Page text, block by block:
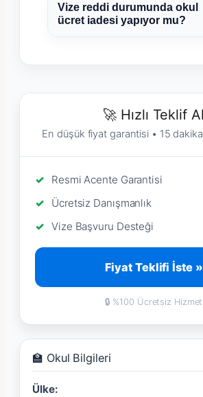
Vize reddi durumunda okul
ücret iadesi yapıyor mu?
🚀 Hızlı Teklif Al
En düşük fiyat garantisi • 15
Resmi Acente Garantisi
Ücretsiz Danışmanlık
Vize Başvuru Desteği
Fiyat Teklifi İste »
🔒 %100 Ücretsiz Hizmet
🏫 Okul Bilgileri
Ülke: